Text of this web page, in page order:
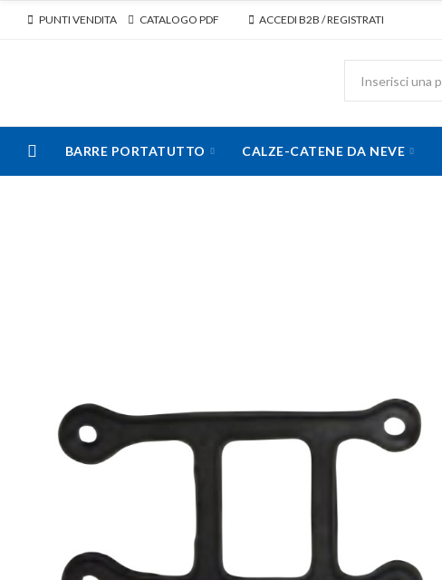
PUNTI VENDITA CATALOGO PDF ACCEDI B2B / REGISTRATI
BARRE PORTATUTTO CALZE-CATENE DA NEVE